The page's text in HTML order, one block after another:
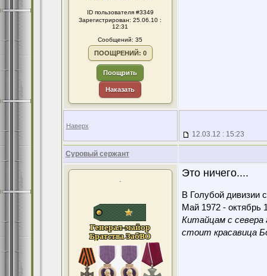
ID пользователя #3349
Зарегистрирован: 25.06.10 :
12:31
Сообщений: 35
ПООЩРЕНИЙ: 0
Поощрить
Наказать
Наверх
12.03.12 : 15:23
Суровый сержант
.
Это ничего....
В Голубой дивизии
Май 1972 - октябрь
Китайцам с севера
стоит красавица